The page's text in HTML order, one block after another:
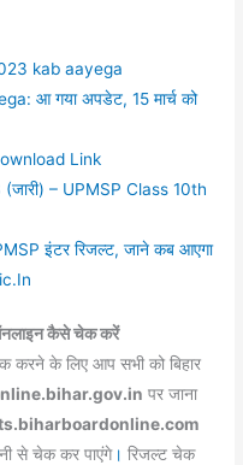
kab aayega
आ गया अपडेट, 15 मार्च को
Link
– UPMSP Class 10th
इंटर रिजल्ट, जाने कब आएगा
कैसे चेक करें
करने के लिए आप सभी को बिहार
पर जाना
से चेक कर पाएंगे। रिजल्ट चेक